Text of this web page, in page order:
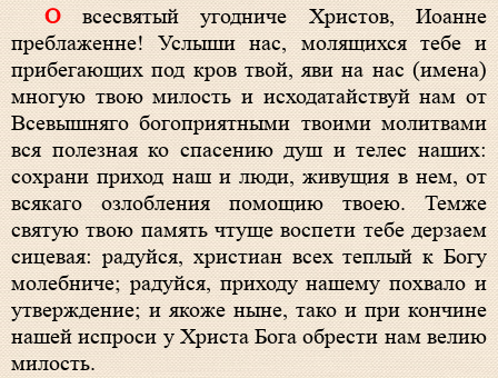
О всесвятый угодниче Христов, Иоанне
преблаженне! Услыши нас, молящихся тебе и
прибегающих под кров твой, яви на нас (имена)
многую твою милость и исходатайствуй нам от
Всевышняго богоприятными твоими молитвами
вся полезная ко спасению душ и телес наших:
сохрани приход наш и люди, живущия в нем, от
всякаго озлобления помощию твоею. Темже
святую твою память чтуще воспети тебе дерзаем
сицевая: радуйся, христиан всех теплый к Богу
молебниче; радуйся, приходу нашему похвало и
утверждение; и якоже ныне, тако и при кончине
нашей испроси у Христа Бога обрести нам велию
милость.